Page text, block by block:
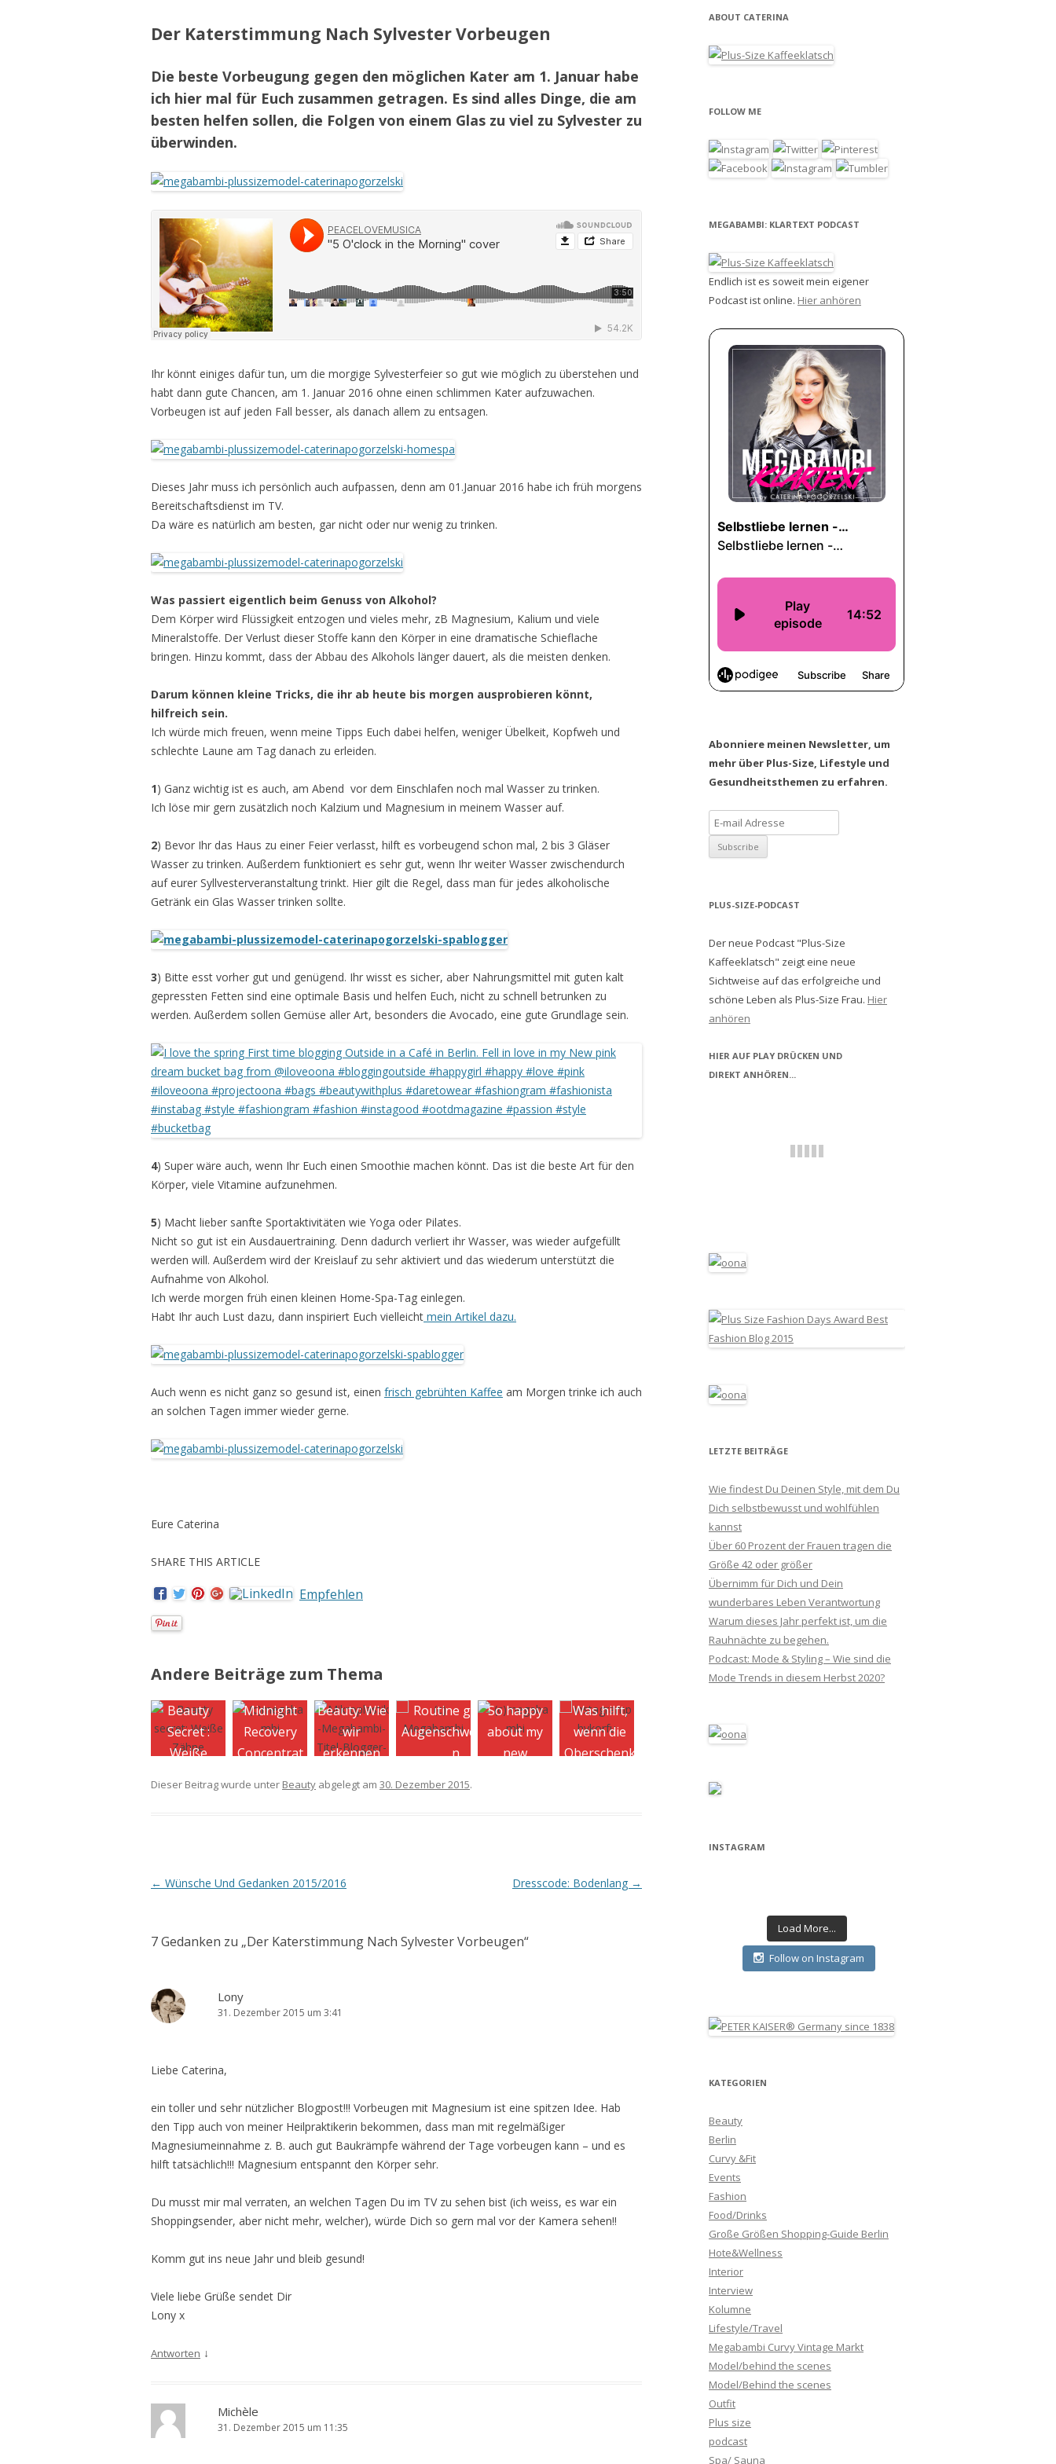
Der Katerstimmung Nach Sylvester Vorbeugen
Die beste Vorbeugung gegen den möglichen Kater am 1. Januar habe
ich hier mal für Euch zusammen getragen. Es sind alles Dinge, die am
besten helfen sollen, die Folgen von einem Glas zu viel zu Sylvester zu
überwinden.
Ihr könnt einiges dafür tun, um die morgige Sylvesterfeier so gut wie möglich zu überstehen und
habt dann gute Chancen, am 1. Januar 2016 ohne einen schlimmen Kater aufzuwachen.
Vorbeugen ist auf jeden Fall besser, als danach allem zu entsagen.
Dieses Jahr muss ich persönlich auch aufpassen, denn am 01.Januar 2016 habe ich früh morgens
Bereitschaftsdienst im TV.
Da wäre es natürlich am besten, gar nicht oder nur wenig zu trinken.
Was passiert eigentlich beim Genuss von Alkohol?
Dem Körper wird Flüssigkeit entzogen und vieles mehr, zB Magnesium, Kalium und viele
Mineralstoffe. Der Verlust dieser Stoffe kann den Körper in eine dramatische Schieflache
bringen. Hinzu kommt, dass der Abbau des Alkohols länger dauert, als die meisten denken.
Darum können kleine Tricks, die ihr ab heute bis morgen ausprobieren könnt,
hilfreich sein.
Ich würde mich freuen, wenn meine Tipps Euch dabei helfen, weniger Übelkeit, Kopfweh und
schlechte Laune am Tag danach zu erleiden.
1) Ganz wichtig ist es auch, am Abend vor dem Einschlafen noch mal Wasser zu trinken.
Ich löse mir gern zusätzlich noch Kalzium und Magnesium in meinem Wasser auf.
2) Bevor Ihr das Haus zu einer Feier verlasst, hilft es vorbeugend schon mal, 2 bis 3 Gläser
Wasser zu trinken. Außerdem funktioniert es sehr gut, wenn Ihr weiter Wasser zwischendurch
auf eurer Syllvesterveranstaltung trinkt. Hier gilt die Regel, dass man für jedes alkoholische
Getränk ein Glas Wasser trinken sollte.
3) Bitte esst vorher gut und genügend. Ihr wisst es sicher, aber Nahrungsmittel mit guten kalt
gepressten Fetten sind eine optimale Basis und helfen Euch, nicht zu schnell betrunken zu
werden. Außerdem sollen Gemüse aller Art, besonders die Avocado, eine gute Grundlage sein.
4) Super wäre auch, wenn Ihr Euch einen Smoothie machen könnt. Das ist die beste Art für den
Körper, viele Vitamine aufzunehmen.
5) Macht lieber sanfte Sportaktivitäten wie Yoga oder Pilates.
Nicht so gut ist ein Ausdauertraining. Denn dadurch verliert ihr Wasser, was wieder aufgefüllt
werden will. Außerdem wird der Kreislauf zu sehr aktiviert und das wiederum unterstützt die
Aufnahme von Alkohol.
Ich werde morgen früh einen kleinen Home-Spa-Tag einlegen.
Habt Ihr auch Lust dazu, dann inspiriert Euch vielleicht mein Artikel dazu.
Auch wenn es nicht ganz so gesund ist, einen frisch gebrühten Kaffee am Morgen trinke ich auch
an solchen Tagen immer wieder gerne.
Eure Caterina
SHARE THIS ARTICLE
Empfehlen
Andere Beiträge zum Thema
Beauty
Secret :
Weiße
bekommen
Midnight
Recovery
Concentrat
Kiehl’s
Beauty: Wie
wir
erkennen
worin sich
es so
Routine gegen
Augenschwellunge
n.
So happy
about my
new
Was hilft,
wenn die
Oberschenk
aufgebrauchte
e im März
jährliche
Dieser Beitrag wurde unter Beauty abgelegt am 30. Dezember 2015.
Artikel-Navigation
← Wünsche Und Gedanken 2015/2016 Dresscode: Bodenlang →
7 Gedanken zu „Der Katerstimmung Nach Sylvester Vorbeugen“
Lony
31. Dezember 2015 um 3:41
Liebe Caterina,
ein toller und sehr nützlicher Blogpost!!! Vorbeugen mit Magnesium ist eine spitzen Idee. Hab
den Tipp auch von meiner Heilpraktikerin bekommen, dass man mit regelmäßiger
Magnesiumeinnahme z. B. auch gut Baukrämpfe während der Tage vorbeugen kann – und es
hilft tatsächlich!!! Magnesium entspannt den Körper sehr.
Du musst mir mal verraten, an welchen Tagen Du im TV zu sehen bist (ich weiss, es war ein
Shoppingsender, aber nicht mehr, welcher), würde Dich so gern mal vor der Kamera sehen!!
Komm gut ins neue Jahr und bleib gesund!
Viele liebe Grüße sendet Dir
Lony x
Antworten ↓
Michèle
31. Dezember 2015 um 11:35
ABOUT CATERINA
FOLLOW ME
MEGABAMBI: KLARTEXT PODCAST
Endlich ist es soweit mein eigener
Podcast ist online. Hier anhören
Abonniere meinen Newsletter, um
mehr über Plus-Size, Lifestyle und
Gesundheitsthemen zu erfahren.
PLUS-SIZE-PODCAST
Der neue Podcast "Plus-Size
Kaffeeklatsch" zeigt eine neue
Sichtweise auf das erfolgreiche und
schöne Leben als Plus-Size Frau. Hier
anhören
HIER AUF PLAY DRÜCKEN UND
DIREKT ANHÖREN...
LETZTE BEITRÄGE
Wie findest Du Deinen Style, mit dem Du
Dich selbstbewusst und wohlfühlen
kannst
Über 60 Prozent der Frauen tragen die
Größe 42 oder größer
Übernimm für Dich und Dein
wunderbares Leben Verantwortung
Warum dieses Jahr perfekt ist, um die
Rauhnächte zu begehen.
Podcast: Mode & Styling – Wie sind die
Mode Trends in diesem Herbst 2020?
INSTAGRAM
Load More...
Follow on Instagram
KATEGORIEN
Beauty
Berlin
Curvy &Fit
Events
Fashion
Food/Drinks
Große Größen Shopping-Guide Berlin
Hote&Wellness
Interior
Interview
Kolumne
Lifestyle/Travel
Megabambi Curvy Vintage Markt
Model/behind the scenes
Model/Behind the scenes
Outfit
Plus size
podcast
Spa/ Sauna